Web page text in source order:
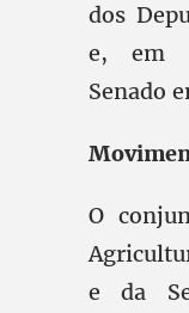
dos
e, em
Senado
O
e da